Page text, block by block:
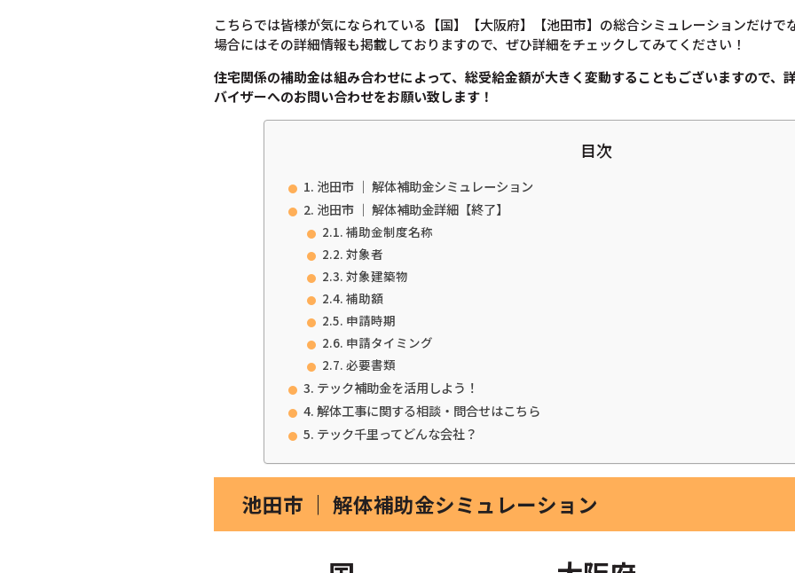
こちらでは皆様が気になられている【国】【大阪府】【池田市】の総合シミュレーションだけで
場合にはその詳細情報も掲載しておりますので、ぜひ詳細をチェックしてみてください！
住宅関係の補助金は組み合わせによって、総受給金額が大きく変動することもございますので、
バイザーへのお問い合わせをお願い致します！
目次
池田市 ｜ 解体補助金シミュレーション
池田市 ｜ 解体補助金詳細【終了】
補助金制度名称
対象者
対象建築物
補助額
申請時期
申請タイミング
必要書類
テック補助金を活用しよう！
解体工事に関する相談・問合せはこちら
テック千里ってどんな会社？
池田市 ｜ 解体補助金シミュレーション